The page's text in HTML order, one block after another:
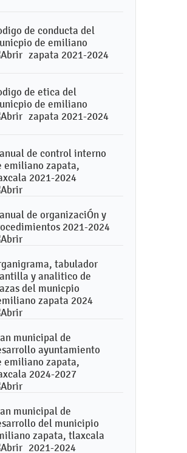
de conducta del
de emiliano
zapata 2021-2024
de etica del
de emiliano
zapata 2021-2024
de control interno
emiliano zapata,
2021-2024
de organizaciÓn y
2021-2024
tabulador
y analitico de
del municpio
zapata 2024
municipal de
ayuntamiento
emiliano zapata,
2024-2027
municipal de
del municipio
zapata, tlaxcala
2021-2024